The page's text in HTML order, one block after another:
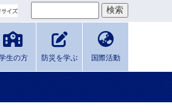
生の方 防災を学ぶ 国際活動